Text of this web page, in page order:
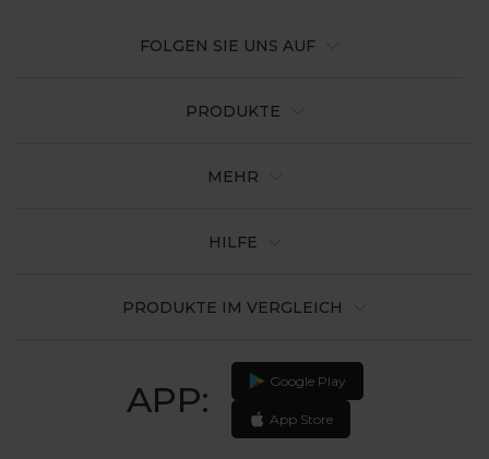
PRODUKTE
MEHR
HILFE
PRODUKTE IM VERGLEICH
APP: Google Play
App Store
FOLGEN SIE UNS AUF